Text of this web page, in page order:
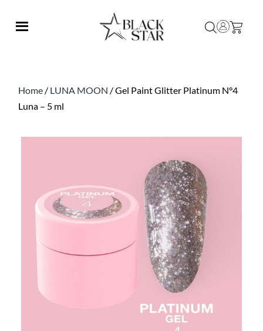
Home / LUNA MOON / Gel Paint Glitter Platinum N°4
Luna – 5 ml